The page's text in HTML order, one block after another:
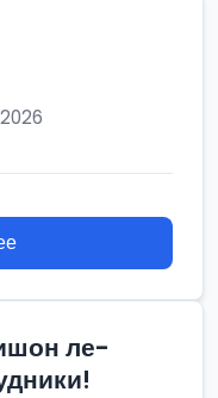
ле-